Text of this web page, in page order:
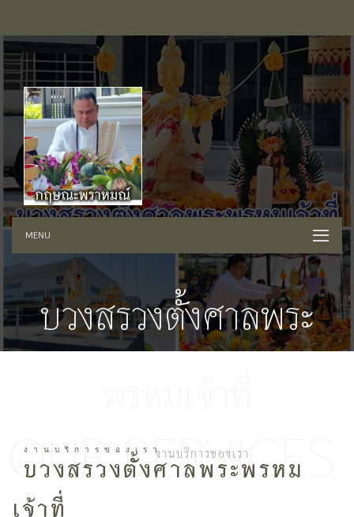
MENU
บวงสรวงตั้งศาลพระ
Home /งานบริการของเรา
บวงสรวงตั้งศาลพระพรหม
เจ้าที่